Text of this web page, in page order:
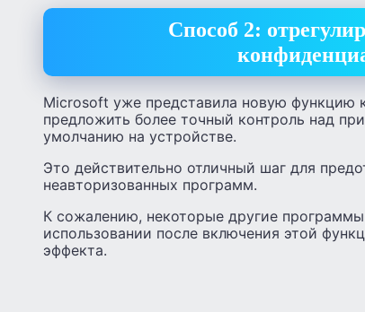
Способ 2:
Microsoft уже представила новую функцию
предложить более точный контроль над
умолчанию на устройстве.
Это действительно отличный шаг для
неавторизованных программ.
К сожалению, некоторые другие
использовании после включения этой
эффекта.